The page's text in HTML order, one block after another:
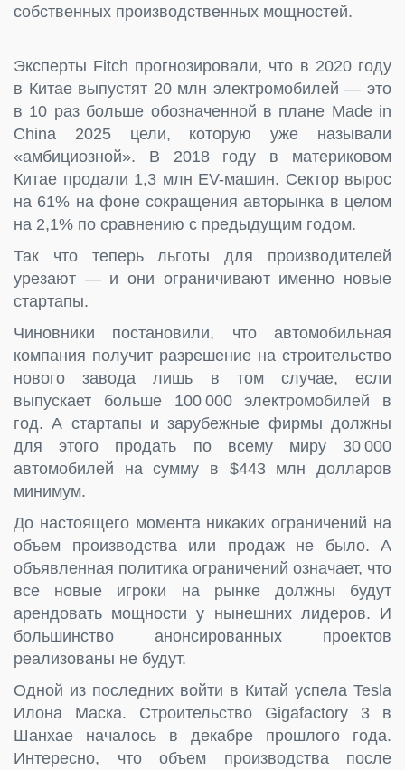
собственных производственных мощностей.
Эксперты Fitch прогнозировали, что в 2020 году
в Китае выпустят 20 млн электромобилей — это
в 10 раз больше обозначенной в плане Made in
China 2025 цели, которую уже называли
«амбициозной». В 2018 году в материковом
Китае продали 1,3 млн EV-машин. Сектор вырос
на 61% на фоне сокращения авторынка в целом
на 2,1% по сравнению с предыдущим годом.
Так что теперь льготы для производителей
урезают — и они ограничивают именно новые
стартапы.
Чиновники постановили, что автомобильная
компания получит разрешение на строительство
нового завода лишь в том случае, если
выпускает больше 100 000 электромобилей в
год. А стартапы и зарубежные фирмы должны
для этого продать по всему миру 30 000
автомобилей на сумму в $443 млн долларов
минимум.
До настоящего момента никаких ограничений на
объем производства или продаж не было. А
объявленная политика ограничений означает, что
все новые игроки на рынке должны будут
арендовать мощности у нынешних лидеров. И
большинство анонсированных проектов
реализованы не будут.
Одной из последних войти в Китай успела Tesla
Илона Маска. Строительство Gigafactory 3 в
Шанхае началось в декабре прошлого года.
Интересно, что объем производства после